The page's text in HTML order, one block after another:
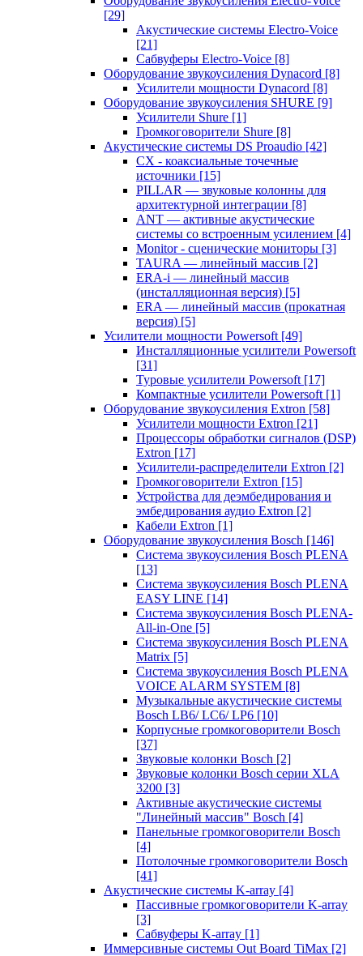
[29]
Акустические системы Electro-Voice
[21]
Сабвуферы Electro-Voice [8]
Оборудование звукоусиления Dynacord [8]
Усилители мощности Dynacord [8]
Оборудование звукоусиления SHURE [9]
Усилители Shure [1]
Громкоговорители Shure [8]
Акустические системы DS Proaudio [42]
CX - коаксиальные точечные
источники [15]
PILLAR — звуковые колонны для
архитектурной интеграции [8]
ANT — активные акустические
системы со встроенным усилением [4]
Monitor - сценические мониторы [3]
TAURA — линейный массив [2]
ERA-i — линейный массив
(инсталляционная версия) [5]
ERA — линейный массив (прокатная
версия) [5]
Усилители мощности Powersoft [49]
Инсталляционные усилители Powersoft
[31]
Туровые усилители Powersoft [17]
Компактные усилители Powersoft [1]
Оборудование звукоусиления Extron [58]
Усилители мощности Extron [21]
Процессоры обработки сигналов (DSP)
Extron [17]
Усилители-распределители Extron [2]
Громкоговорители Extron [15]
Устройства для деэмбедирования и
эмбедирования аудио Extron [2]
Кабели Extron [1]
Оборудование звукоусиления Bosch [146]
Система звукоусиления Bosch PLENA
[13]
Система звукоусиления Bosch PLENA
EASY LINE [14]
Система звукоусиления Bosch PLENA-
All-in-One [5]
Система звукоусиления Bosch PLENA
Matrix [5]
Система звукоусиления Bosch PLENA
VOICE ALARM SYSTEM [8]
Музыкальные акустические системы
Bosch LB6/ LC6/ LP6 [10]
Корпусные громкоговорители Bosch
[37]
Звуковые колонки Bosch [2]
Звуковые колонки Bosch серии XLA
3200 [3]
Активные акустические системы
"Линейный массив" Bosch [4]
Панельные громкоговорители Bosch
[4]
Потолочные громкоговорители Bosch
[41]
Акустические системы K-array [4]
Пассивные громкоговорители K-array
[3]
Сабвуферы K-array [1]
Иммерсивные системы Out Board TiMax [2]